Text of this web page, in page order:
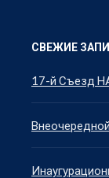
СВЕЖИЕ
17-й Съезд